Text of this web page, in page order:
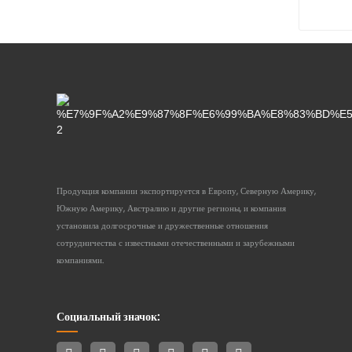
Продукция компании экспортируется в Европу, Северную Америку,
Южную Америку, Австралию и другие регионы, и компания
установила долгосрочные и дружественные отношения
сотрудничества с известными отечественными и зарубежными
компаниями.
Социальный значок: